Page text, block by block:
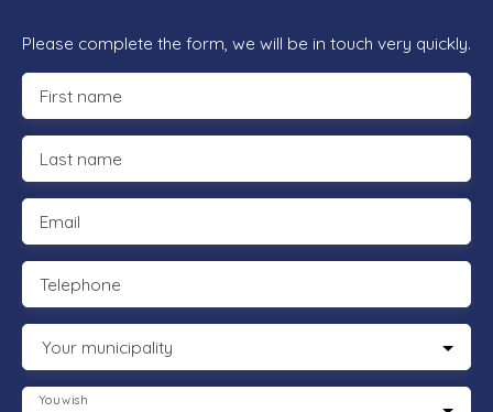
Please complete the form, we will be in touch very quickly.
First name
Last name
Email
Telephone
Your municipality
You wish